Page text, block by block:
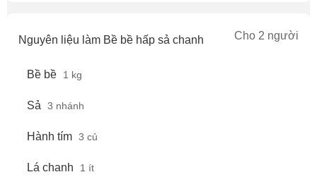
Nguyên liệu làm Bề bề hấp sả chanh Cho 2 người
Bề bề 1 kg
Sả 3 nhánh
Hành tím 3 củ
Lá chanh 1 ít